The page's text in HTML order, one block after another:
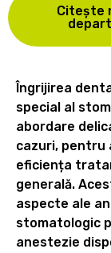
Citește
Îngrijirea
special al
abordare
cazuri, pentru
eficiența
generală.
aspecte ale
stomatologic
anestezie